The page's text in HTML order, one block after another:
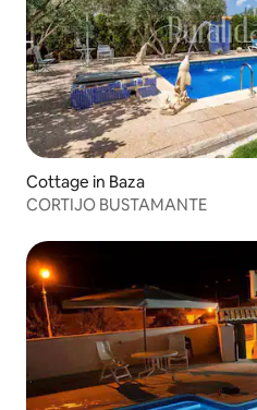
Cottage in Baza
CORTIJO BUSTAMANTE